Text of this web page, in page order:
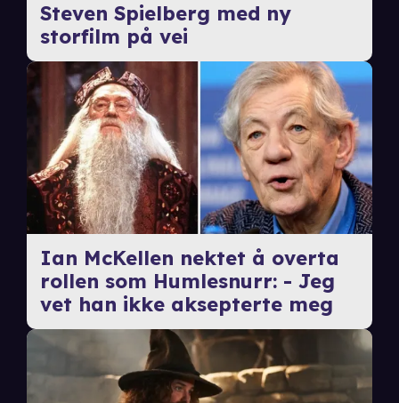
Steven Spielberg med ny
storfilm på vei
Ian McKellen nektet å overta
rollen som Humlesnurr: - Jeg
vet han ikke aksepterte meg